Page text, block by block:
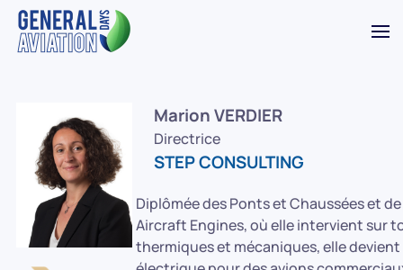
Accéder au contenu principal
Marion VERDIER
Directrice
STEP CONSULTING
Diplômée des Ponts et Chaussées et
Aircraft Engines, où elle intervient sur
thermiques et mécaniques, elle